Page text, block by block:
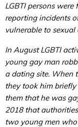
LGBTI persons
reporting incidents
vulnerable to
In August LGBTI
young gay man
a dating site. When
they took him
them that he was
2018 that
two young men